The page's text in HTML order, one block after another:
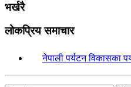
भर्खरै
लोकप्रिय समाचार
नेपाली पर्यटन विकासका